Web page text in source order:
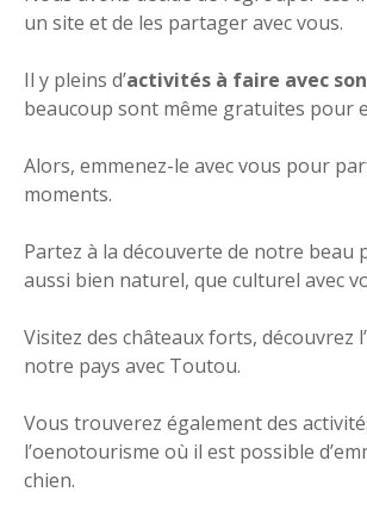
un site et de les partager avec vous.
Il y pleins d’activités à faire avec
beaucoup sont même gratuites pour
Alors, emmenez-le avec vous pour
moments.
Partez à la découverte de notre beau
aussi bien naturel, que culturel avec
Visitez des châteaux forts, découvrez
notre pays avec Toutou.
Vous trouverez également des
l’oenotourisme où il est possible
chien.